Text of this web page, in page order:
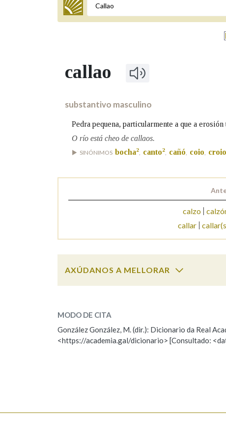
Termo a buscar
BUSCAR NOS LEMAS
Remata por
Contén
OUTRAS OPCIÓNS DE BUSCA
Marcas gramaticais
callao
substantivo masculino
Pedra pequena, particularmente a que a
O río está cheo de callaos.
SINÓNIMOS bocha2, canto2, cañó, coio, croio
calzo
callar
AXÚDANOS A MELLORAR
ESCOLLE UNHA OPCIÓN:
Observación Hai un erro na palabra
MODO DE CITA
González González, M. (dir.): Dicionario da Real
<https://academia.gal/dicionario> [Consultado: